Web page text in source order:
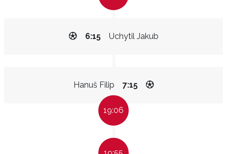
Uchytil Jakub
6:15
Hanuš Filip 7:15
19:06